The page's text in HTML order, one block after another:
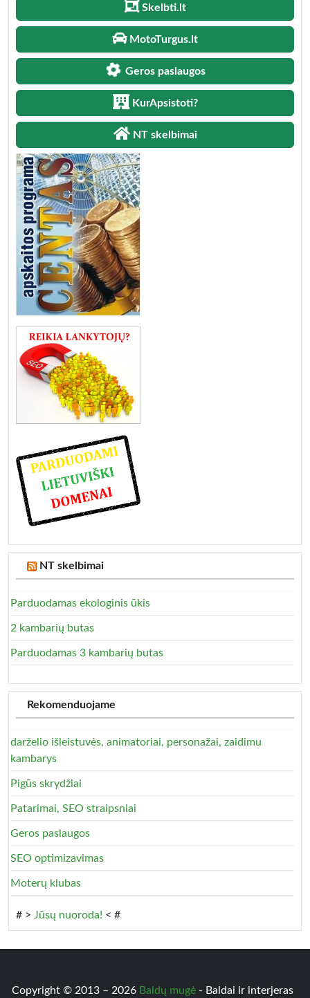
Skelbti.lt
MotoTurgus.lt
Geros paslaugos
KurApsistoti?
NT skelbimai
NT skelbimai
Parduodamas ekologinis ūkis
2 kambarių butas
Parduodamas 3 kambarių butas
Rekomenduojame
darželio išleistuvės, animatoriai, personažai, zaidimu
kambarys
Pigūs skrydžiai
Patarimai, SEO straipsniai
Geros paslaugos
SEO optimizavimas
Moterų klubas
# > Jūsų nuoroda! < #
Copyright © 2013 – 2026 Baldų mugė - Baldai ir interjeras